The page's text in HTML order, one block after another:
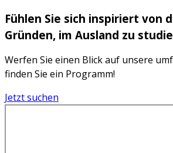
Fühlen Sie sich inspiriert von
Gründen, im Ausland zu
Werfen Sie einen Blick auf unsere
finden Sie ein Programm!
Jetzt suchen